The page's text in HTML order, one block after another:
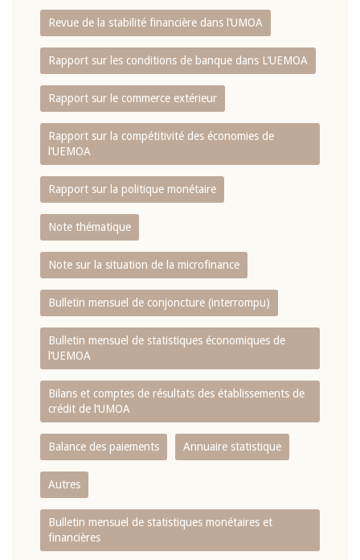
Revue de la stabilité financière dans l‘UMOA
Rapport sur les conditions de banque dans L‘UEMOA
Rapport sur le commerce extérieur
Rapport sur la compétitivité des économies de
l‘UEMOA
Rapport sur la politique monétaire
Note thématique
Note sur la situation de la microfinance
Bulletin mensuel de conjoncture (interrompu)
Bulletin mensuel de statistiques économiques de
l‘UEMOA
Bilans et comptes de résultats des établissements de
crédit de l‘UMOA
Balance des paiements Annuaire statistique
Autres
Bulletin mensuel de statistiques monétaires et
financières